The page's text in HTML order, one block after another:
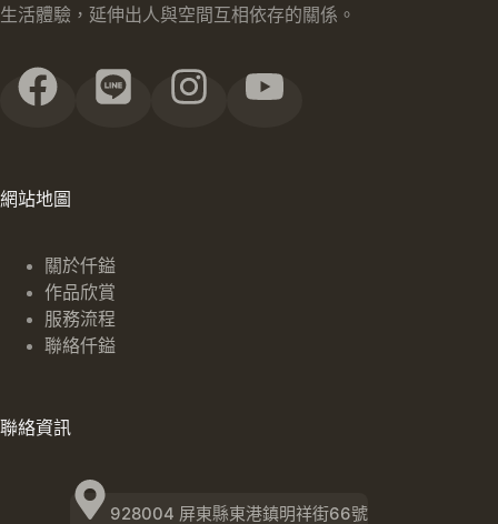
生活體驗，延伸出人與空間互相依存的關係。
網站地圖
關於仟鎰
作品欣賞
服務流程
聯絡仟鎰
聯絡資訊
928004 屏東縣東港鎮明祥街66號